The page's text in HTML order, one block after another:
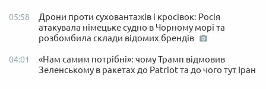
05:58
Дрони проти суховантажів і кросівок: Росія
атакувала німецьке судно в Чорному морі та
розбомбила склади відомих брендів
04:01
«Нам самим потрібні»: чому Трамп відмовив
Зеленському в ракетах до Patriot та до чого тут Іран